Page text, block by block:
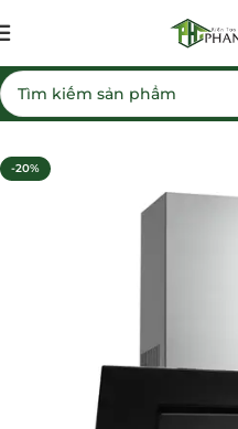
Trang chủ Máy hút mùi
-20%